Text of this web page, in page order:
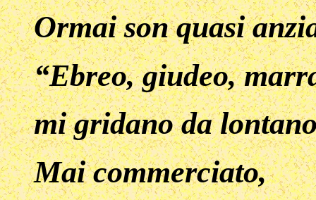
Ormai son quasi
“Ebreo, giudeo,
mi gridano da
Mai commerciato,